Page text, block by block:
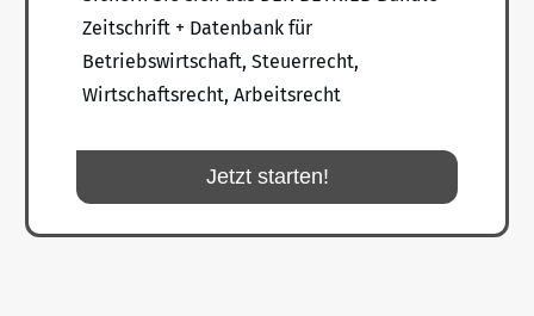
Zeitschrift + Datenbank für
Betriebswirtschaft, Steuerrecht,
Wirtschaftsrecht, Arbeitsrecht
Jetzt starten!